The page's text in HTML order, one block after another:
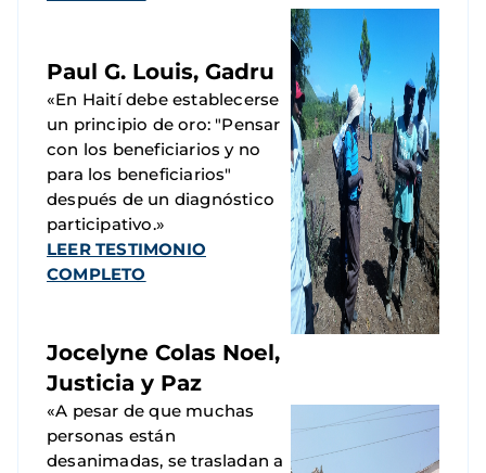
Paul G. Louis, Gadru
«En Haití debe establecerse
un principio de oro: "Pensar
con los beneficiarios y no
para los beneficiarios"
después de un diagnóstico
participativo.»
LEER TESTIMONIO
COMPLETO
Jocelyne Colas Noel,
Justicia y Paz
«A pesar de que muchas
personas están
desanimadas, se trasladan a